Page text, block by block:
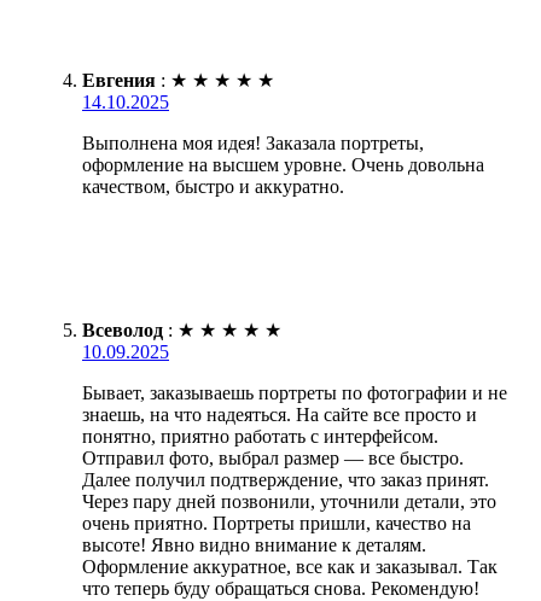
Евгения : ★ ★ ★ ★ ★
14.10.2025
Выполнена моя идея! Заказала портреты,
оформление на высшем уровне. Очень довольна
качеством, быстро и аккуратно.
Всеволод : ★ ★ ★ ★ ★
10.09.2025
Бывает, заказываешь портреты по фотографии и не
знаешь, на что надеяться. На сайте все просто и
понятно, приятно работать с интерфейсом.
Отправил фото, выбрал размер — все быстро.
Далее получил подтверждение, что заказ принят.
Через пару дней позвонили, уточнили детали, это
очень приятно. Портреты пришли, качество на
высоте! Явно видно внимание к деталям.
Оформление аккуратное, все как и заказывал. Так
что теперь буду обращаться снова. Рекомендую!